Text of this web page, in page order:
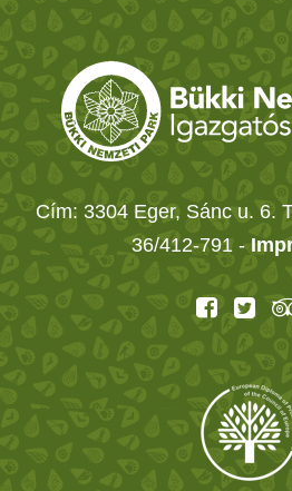
Cím: 3304 Eger, Sánc u. 6.
36/412-791 -